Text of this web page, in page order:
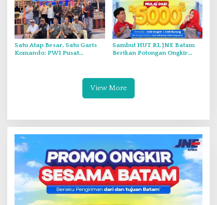
Satu Atap Besar, Satu Garis
Komando: PWI Pusat
Sambut HUT RI, JNE Batam
Berikan Potongan Ongkir
View More